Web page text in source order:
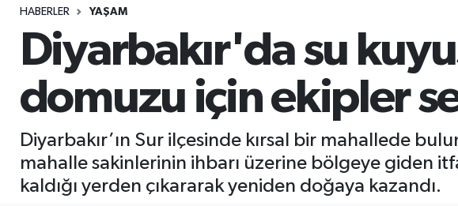
HABERLER YAŞAM
Diyarbakır'da su
domuzu için ekipler
Diyarbakır’ın Sur ilçesinde kırsal bir mahallede
mahalle sakinlerinin ihbarı üzerine bölgeye giden
kaldığı yerden çıkararak yeniden doğaya kazandı.
Sağlık
Seri İlan
Siyaset
Spor
Yaşam